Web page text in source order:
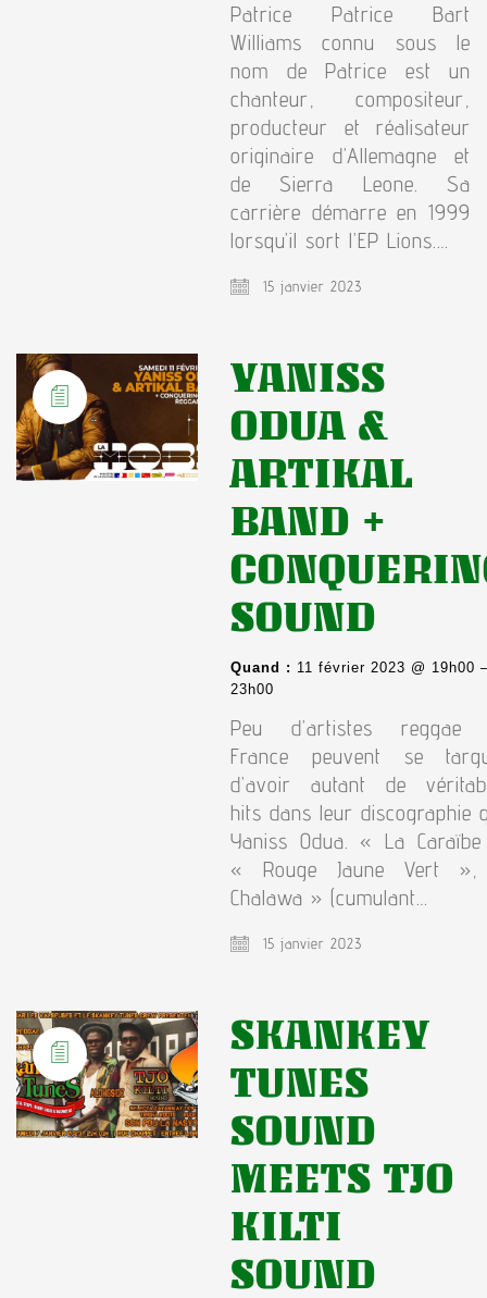
Patrice Patrice Bart
Williams connu sous le
nom de Patrice est un
chanteur, compositeur,
producteur et réalisateur
originaire d’Allemagne et
de Sierra Leone. Sa
carrière démarre en 1999
lorsqu’il sort l’EP Lions.…
15 janvier 2023
YANISS
ODUA &
ARTIKAL
BAND +
SOUND
Quand : 11 février 2023 @ 19h00
23h00
Peu d’artistes reggae
France peuvent se
d’avoir autant de
hits dans leur discographie
Yaniss Odua. « La
« Rouge Jaune Vert
Chalawa » (cumulant…
15 janvier 2023
SKANKEY
TUNES
SOUND
MEETS TJO
KILTI
SOUND